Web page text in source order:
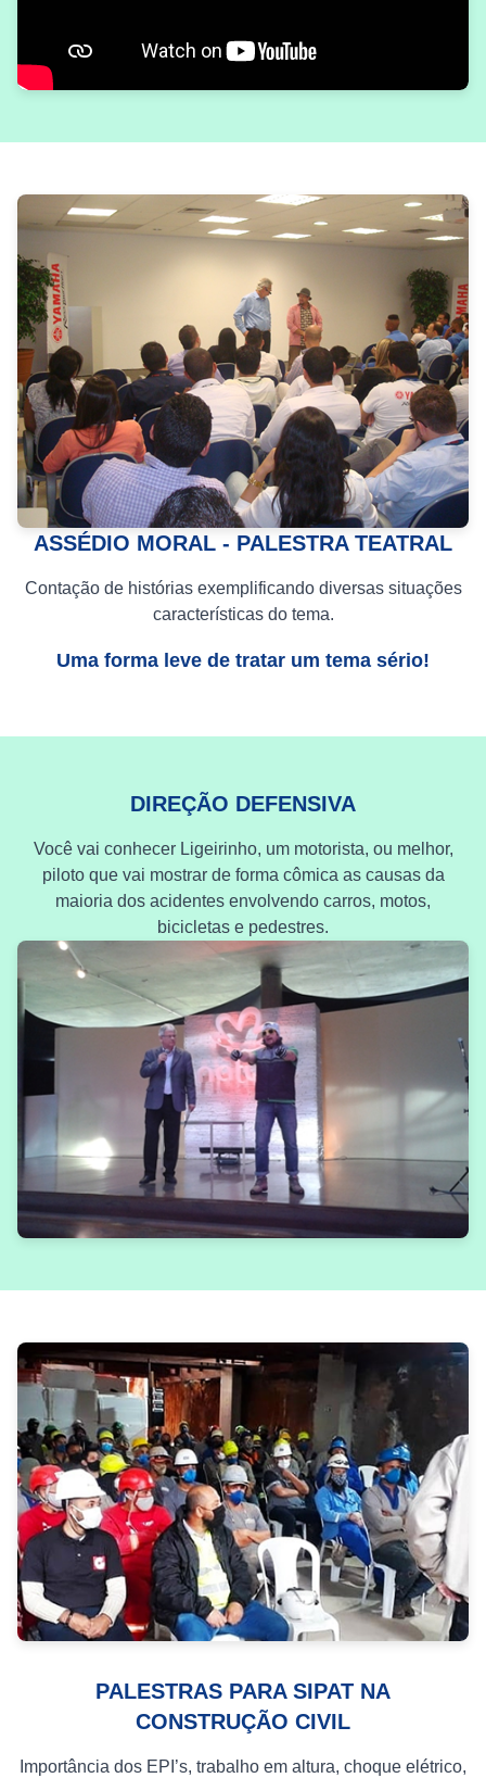
ASSÉDIO MORAL - PALESTRA TEATRAL
Contação de histórias exemplificando diversas situações
características do tema.
Uma forma leve de tratar um tema sério!
DIREÇÃO DEFENSIVA
Você vai conhecer Ligeirinho, um motorista, ou melhor,
piloto que vai mostrar de forma cômica as causas da
maioria dos acidentes envolvendo carros, motos,
bicicletas e pedestres.
PALESTRAS PARA SIPAT NA
CONSTRUÇÃO CIVIL
Importância dos EPI’s, trabalho em altura, choque elétrico,